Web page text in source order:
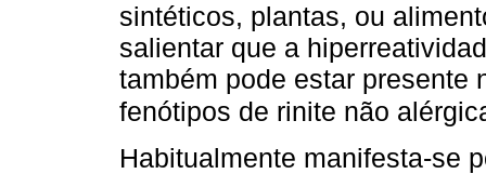
sintéticos, plantas, ou
salientar que a
também pode estar presente
fenótipos de rinite não
Habitualmente manifesta-se